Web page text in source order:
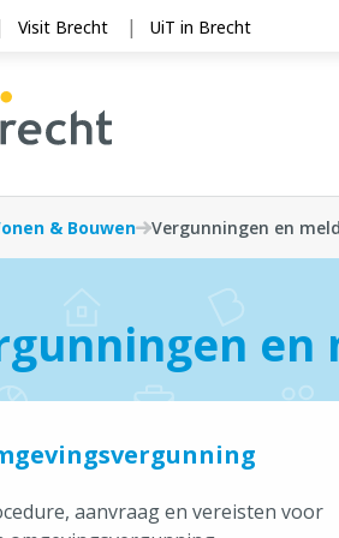
Visit Brecht UiT in Brecht
& Bouwen Vergunningen en
en
aanvraag en vereisten voor